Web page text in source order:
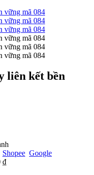
liên kết bền
Shopee Google
₫